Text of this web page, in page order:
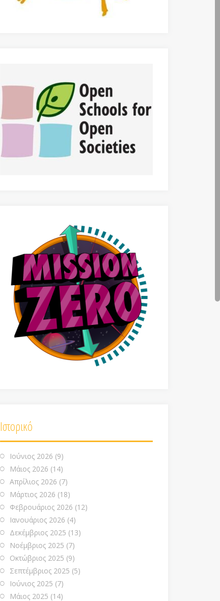
Ιστορικό
Ιούνιος 2026 (9)
Μάιος 2026 (14)
Απρίλιος 2026 (7)
Μάρτιος 2026 (18)
Φεβρουάριος 2026 (12)
Ιανουάριος 2026 (4)
Δεκέμβριος 2025 (13)
Νοέμβριος 2025 (7)
Οκτώβριος 2025 (9)
Σεπτέμβριος 2025 (5)
Ιούνιος 2025 (7)
Μάιος 2025 (14)